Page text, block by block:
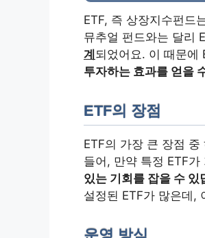
ETF, 즉 상장지수펀드
뮤추얼 펀드와는 달리
계되었어요. 이 때문에
투자하는 효과를 얻을
ETF의 장점
ETF의 가장 큰 장점 중
들어, 만약 특정 ETF
있는 기회를 잡을 수 있
설정된 ETF가 많은데,